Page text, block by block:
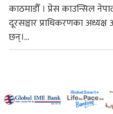
काठमाडौँ । प्रेस काउन्सिल
दूरसञ्चार प्राधिकरणका अध्यक्ष
छन्।...